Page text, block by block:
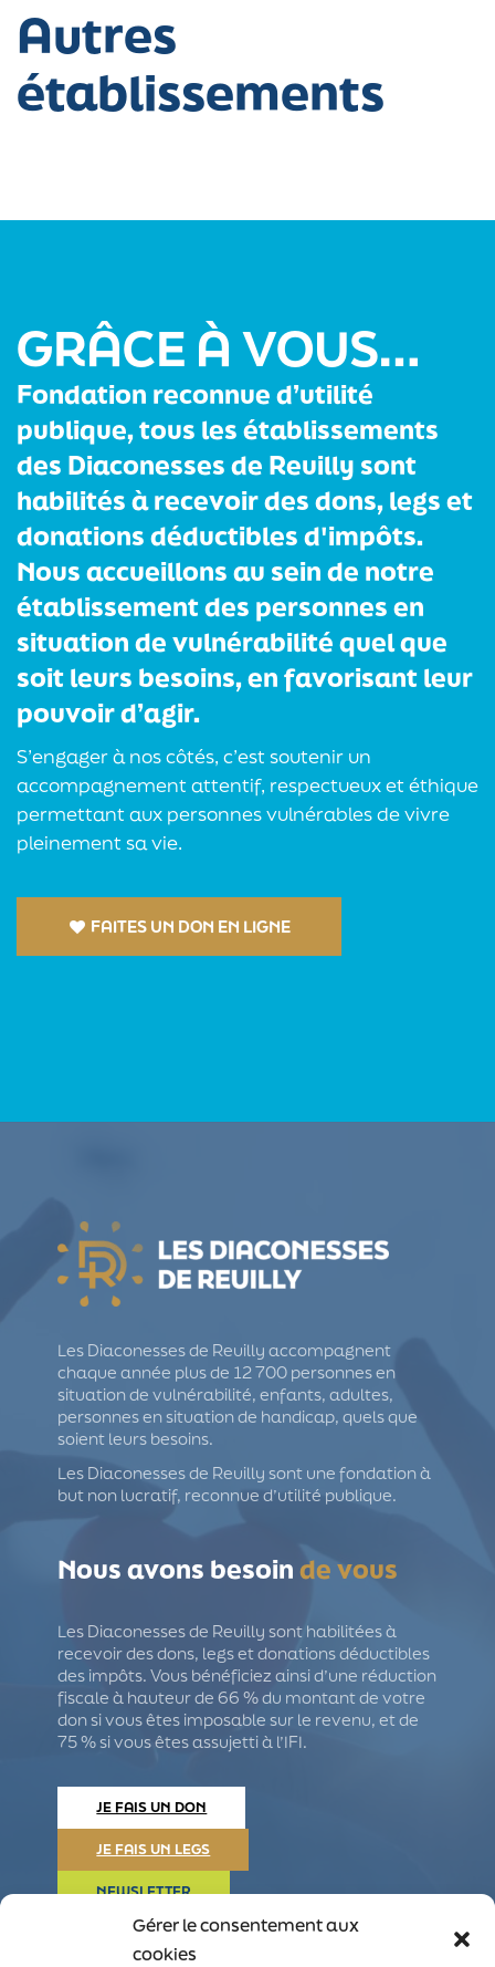
Gérer le consentement aux
cookies
Autres
établissements
GRÂCE À VOUS…
Fondation reconnue d’utilité
publique, tous les établissements
des Diaconesses de Reuilly sont
habilités à recevoir des dons, legs et
donations déductibles d'impôts.
Nous accueillons au sein de notre
établissement des personnes en
situation de vulnérabilité quel que
soit leurs besoins, en favorisant leur
pouvoir d’agir.
S’engager à nos côtés, c’est soutenir un
accompagnement attentif, respectueux et éthique
permettant aux personnes vulnérables de vivre
pleinement sa vie.
FAITES UN DON EN LIGNE
Les Diaconesses de Reuilly accompagnent
chaque année plus de 12 700 personnes en
situation de vulnérabilité, enfants, adultes,
personnes en situation de handicap, quels que
soient leurs besoins.
Les Diaconesses de Reuilly sont une fondation à
but non lucratif, reconnue d’utilité publique.
Nous avons besoinde vous
Les Diaconesses de Reuilly sont habilitées à
recevoir des dons, legs et donations déductibles
des impôts. Vous bénéficiez ainsi d’une réduction
fiscale à hauteur de 66 % du montant de votre
don si vous êtes imposable sur le revenu, et de
75 % si vous êtes assujetti à l’IFI.
JE FAIS UN DON
JE FAIS UN LEGS
NEWSLETTER